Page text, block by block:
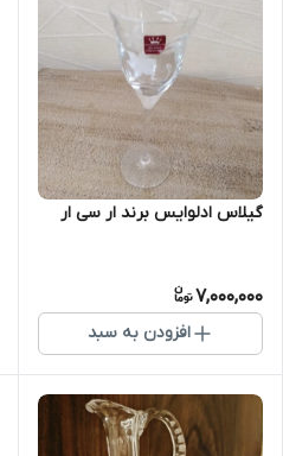
گیلاس ادلوایس برند ار سی ار
7,000,000
افزودن به سبد